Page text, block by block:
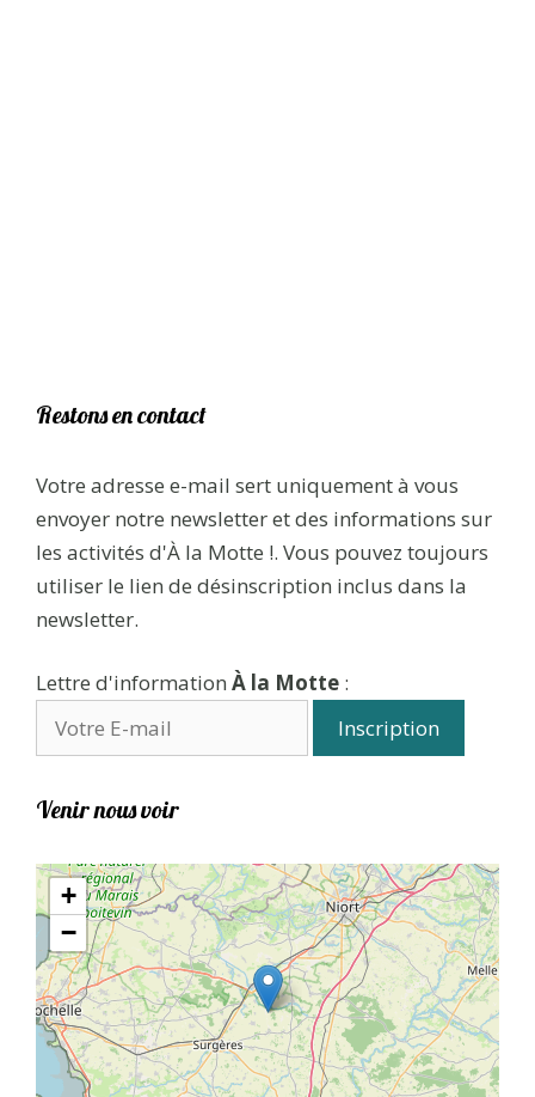
Restons en contact
Votre adresse e-mail sert uniquement à vous
envoyer notre newsletter et des informations sur
les activités d'À la Motte !. Vous pouvez toujours
utiliser le lien de désinscription inclus dans la
newsletter.
Lettre d'information À la Motte :
Venir nous voir
+
−